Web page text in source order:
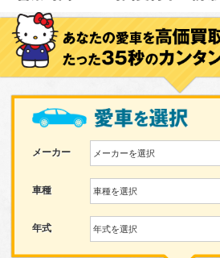
メーカー メーカーを選択
車種 車種を選択
年式 年式を選択